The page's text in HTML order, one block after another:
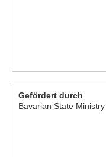
Gefördert durch
Bavarian State